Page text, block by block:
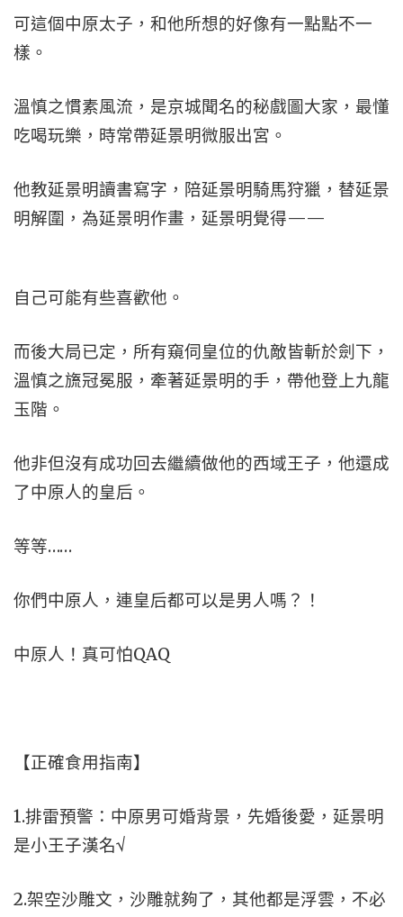
可這個中原太子，和他所想的好像有一點點不一
樣。
溫慎之慣素風流，是京城聞名的秘戲圖大家，最懂
吃喝玩樂，時常帶延景明微服出宮。
他教延景明讀書寫字，陪延景明騎馬狩獵，替延景
明解圍，為延景明作畫，延景明覺得——
自己可能有些喜歡他。
而後大局已定，所有窺伺皇位的仇敵皆斬於劍下，
溫慎之旒冠冕服，牽著延景明的手，帶他登上九龍
玉階。
他非但沒有成功回去繼續做他的西域王子，他還成
了中原人的皇后。
等等……
你們中原人，連皇后都可以是男人嗎？！
中原人！真可怕QAQ
【正確食用指南】
1.排雷預警：中原男可婚背景，先婚後愛，延景明
是小王子漢名√
2.架空沙雕文，沙雕就夠了，其他都是浮雲，不必